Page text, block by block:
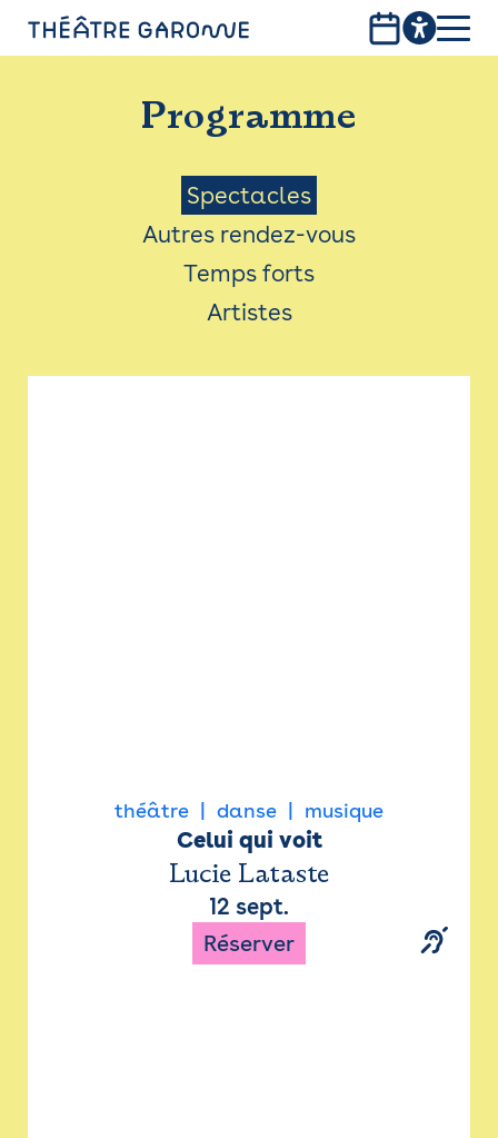
PROGRAMME
INFOS PRATIQUES
AVEC LES PUBLICS
ACCESSIBILITÉ
LES PRODUCTIONS
Programme
Menu
Saison
Spectacles
Autres rendez-vous
Temps forts
Artistes
théâtre danse musique
Celui qui voit
Lucie Lataste
12 sept.
Réserver